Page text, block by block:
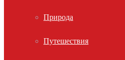
Природа
Путешествия